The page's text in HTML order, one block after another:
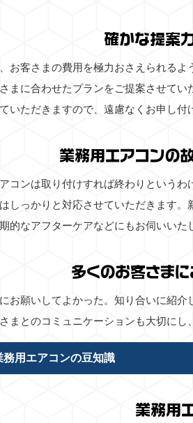
確かな提案
お客さまの費用を極力おさえられる
まに合わせたプランをご提案させて
いただきますので、遠慮なくお申し付
業務用エアコンの
コンは取り付けすれば終わりという
しっかりと対応させていただきます
的なアフターケアなどにもお伺いい
多くのお客さま
にお願いしてよかった。知り合いに紹
まとのコミュニケーションも大切に
務用エアコンの豆知識
業務用